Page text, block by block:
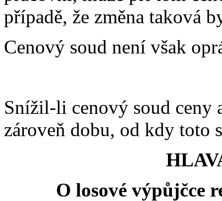
případě, že změna taková
Cenový soud není však
Snížil-li cenový soud ceny
zároveň dobu, od kdy toto
O losové výpůjčce